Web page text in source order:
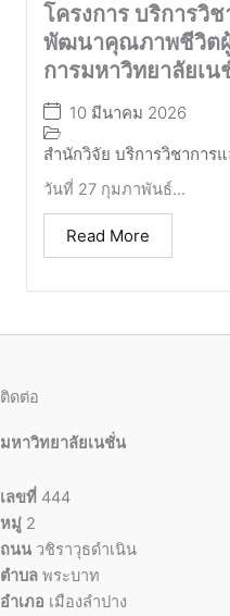
โครงการ บริการวิ
พัฒนาคุณภาพชีวิตผู้
การมหาวิทยาลัยเ
10 มีนาคม 2026
สำนักวิจัย บริการวิชากา
วันที่ 27 กุมภาพันธ์...
Read More
ติดต่อ
มหาวิทยาลัยเนชั่น
เลขที่ 444
หมู่ 2
ถนน วชิราวุธดำเนิน
ตำบล พระบาท
อำเภอ เมืองลำปาง